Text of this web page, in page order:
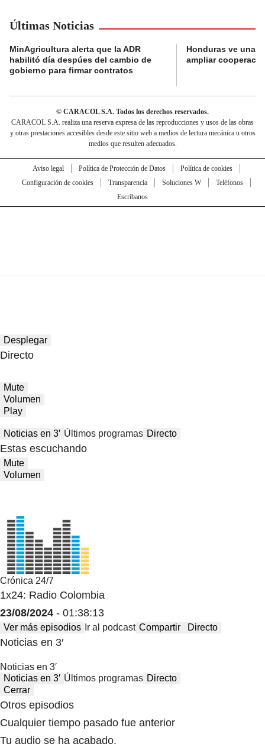
Últimas Noticias
MinAgricultura alerta que la ADR
habilitó día despúes del cambio de
gobierno para firmar contratos
Honduras ve una
ampliar
© CARACOL S.A. Todos los derechos reservados.
CARACOL S.A. realiza una reserva expresa de las reproducciones y usos de las obras
y otras prestaciones accesibles desde este sitio web a medios de lectura mecánica u otros
medios que resulten adecuados.
Aviso legal Política de Protección de Datos
Política de cookies
Configuración de cookies
Transparencia Soluciones W
Teléfonos
Escríbanos
Desplegar
Directo
Mute
Volumen
Play
Noticias en 3′ Últimos programas Directo
Estas escuchando
Mute
Volumen
Crónica 24/7
1x24: Radio Colombia
23/08/2024 - 01:38:13
Ver más episodios Ir al podcast Compartir Directo
Noticias en 3′
Noticias en 3′
Noticias en 3′ Últimos programas Directo
Cerrar
Otros episodios
Cualquier tiempo pasado fue anterior
Tu audio se ha acabado.